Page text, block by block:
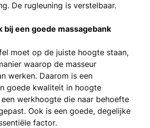
De rugleuning is verstelbaar.
bij een goede massagebank
moet op de juiste hoogte staan,
waarop de masseur
werken. Daarom is een
goede kwaliteit in hoogte
werkhoogte die naar behoefte
Ook is een goede, degelijke
factor.